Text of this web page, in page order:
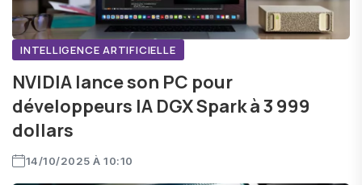
INTELLIGENCE ARTIFICIELLE
NVIDIA lance son PC pour
développeurs IA DGX Spark à 3 999
dollars
14/10/2025 À 10:10